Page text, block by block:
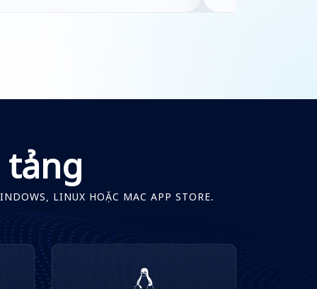
LINUX HOẶC MAC APP STORE.